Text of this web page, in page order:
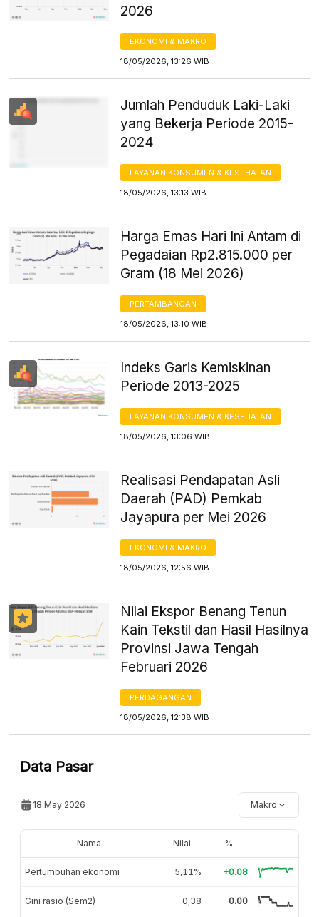
2026
EKONOMI & MAKRO
18/05/2026, 13:26 WIB
Jumlah Penduduk Laki-Laki
yang Bekerja Periode 2015-
2024
LAYANAN KONSUMEN & KESEHATAN
18/05/2026, 13:13 WIB
Harga Emas Hari Ini Antam di
Pegadaian Rp2.815.000 per
Gram (18 Mei 2026)
PERTAMBANGAN
18/05/2026, 13:10 WIB
Indeks Garis Kemiskinan
Periode 2013-2025
LAYANAN KONSUMEN & KESEHATAN
18/05/2026, 13:06 WIB
Realisasi Pendapatan Asli
Daerah (PAD) Pemkab
Jayapura per Mei 2026
EKONOMI & MAKRO
18/05/2026, 12:56 WIB
Nilai Ekspor Benang Tenun
Kain Tekstil dan Hasil Hasilnya
Provinsi Jawa Tengah
Februari 2026
PERDAGANGAN
18/05/2026, 12:38 WIB
Data Pasar
18 May 2026 Makro
Nama Nilai %
Pertumbuhan ekonomi 5,11% +0.08
Gini rasio (Sem2) 0,38 0.00